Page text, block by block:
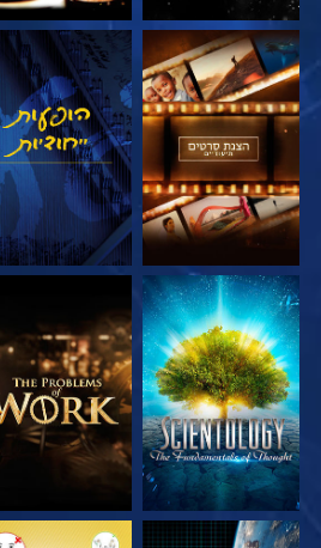
בדוק את הסדרה צפה
בדוק את הסדרה בדוק את הסדרה